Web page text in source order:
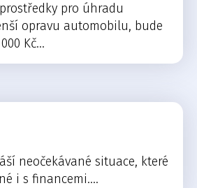
pro úhradu
opravu automobilu, bude
Kč...
neočekávané situace, které
i s financemi....